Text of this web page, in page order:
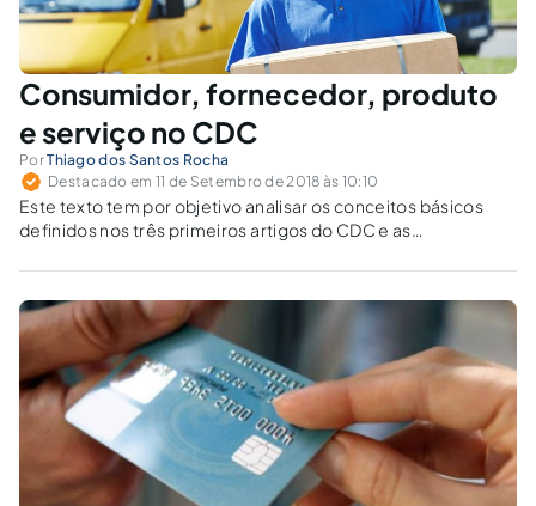
Consumidor, fornecedor, produto
e serviço no CDC
PorThiago dos Santos Rocha
Destacado em 11 de Setembro de 2018 às 10:10
Este texto tem por objetivo analisar os conceitos básicos
definidos nos três primeiros artigos do CDC e as
serem abordadas serão as de consumidor, fornecedor,
produto e serviço.